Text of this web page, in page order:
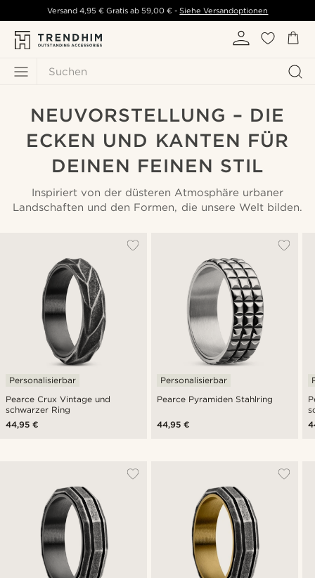
Suchen
Versand 4,95 € Gratis ab59,00 € - Siehe Versandoptionen
NEUVORSTELLUNG – DIE
ECKEN UND KANTEN FÜR
DEINEN FEINEN STIL
Inspiriert von der düsteren Atmosphäre urbaner
Landschaften und den Formen, die unsere Welt bilden.
Pearce Crux Vintage und
schwarzer Ring
Personalisierbar
44,95 €
Pearce Pyramiden Stahlring
Personalisierbar
44,95 €